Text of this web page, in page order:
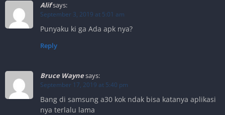
Alifsays:
September 3, 2019 at 5:01 am
Punyaku ki ga Ada apk nya?
Reply
Bruce Waynesays:
September 17, 2019 at 5:40 pm
Bang di samsung a30 kok ndak bisa katanya aplikasi
nya terlalu lama